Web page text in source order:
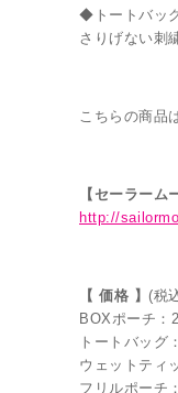
◆トートバッ
さりげない刺
こちらの商品
【セーラーム
http://
【 価格 】(税
BOXポーチ：
トートバッグ
ウェットティ
フリルポーチ